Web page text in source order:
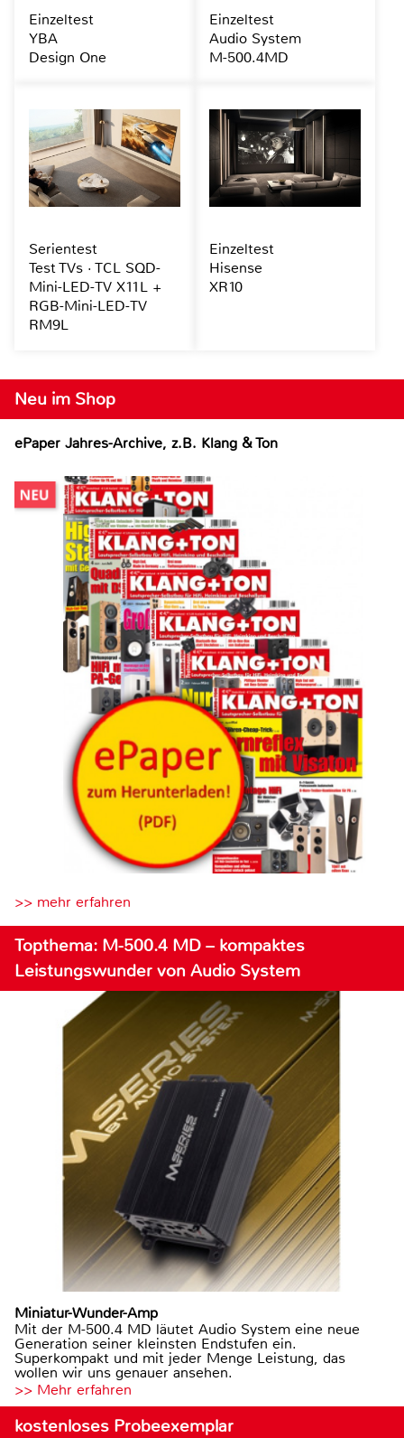
Neu im Shop
ePaper Jahres-Archive, z.B. Klang & Ton
>> mehr erfahren
Topthema: M-500.4 MD – kompaktes
Leistungswunder von Audio System
Miniatur-Wunder-Amp
Mit der M-500.4 MD läutet Audio System eine neue
Generation seiner kleinsten Endstufen ein.
Superkompakt und mit jeder Menge Leistung, das
wollen wir uns genauer ansehen.
>> Mehr erfahren
kostenloses Probeexemplar
Einzeltest
YBA
Design One
Einzeltest
Audio System
M-500.4MD
Serientest
Test TVs · TCL SQD-
Mini-LED-TV X11L +
RGB-Mini-LED-TV
RM9L
Einzeltest
Hisense
XR10